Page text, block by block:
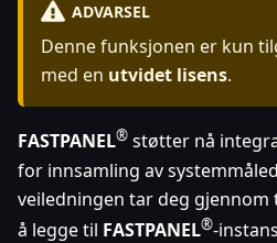
ADVARSEL
Denne funksjonen er kun
med en utvidet lisens.
FASTPANEL® støtter nå
for innsamling av
veiledningen tar deg
å legge til FASTPANEL®-